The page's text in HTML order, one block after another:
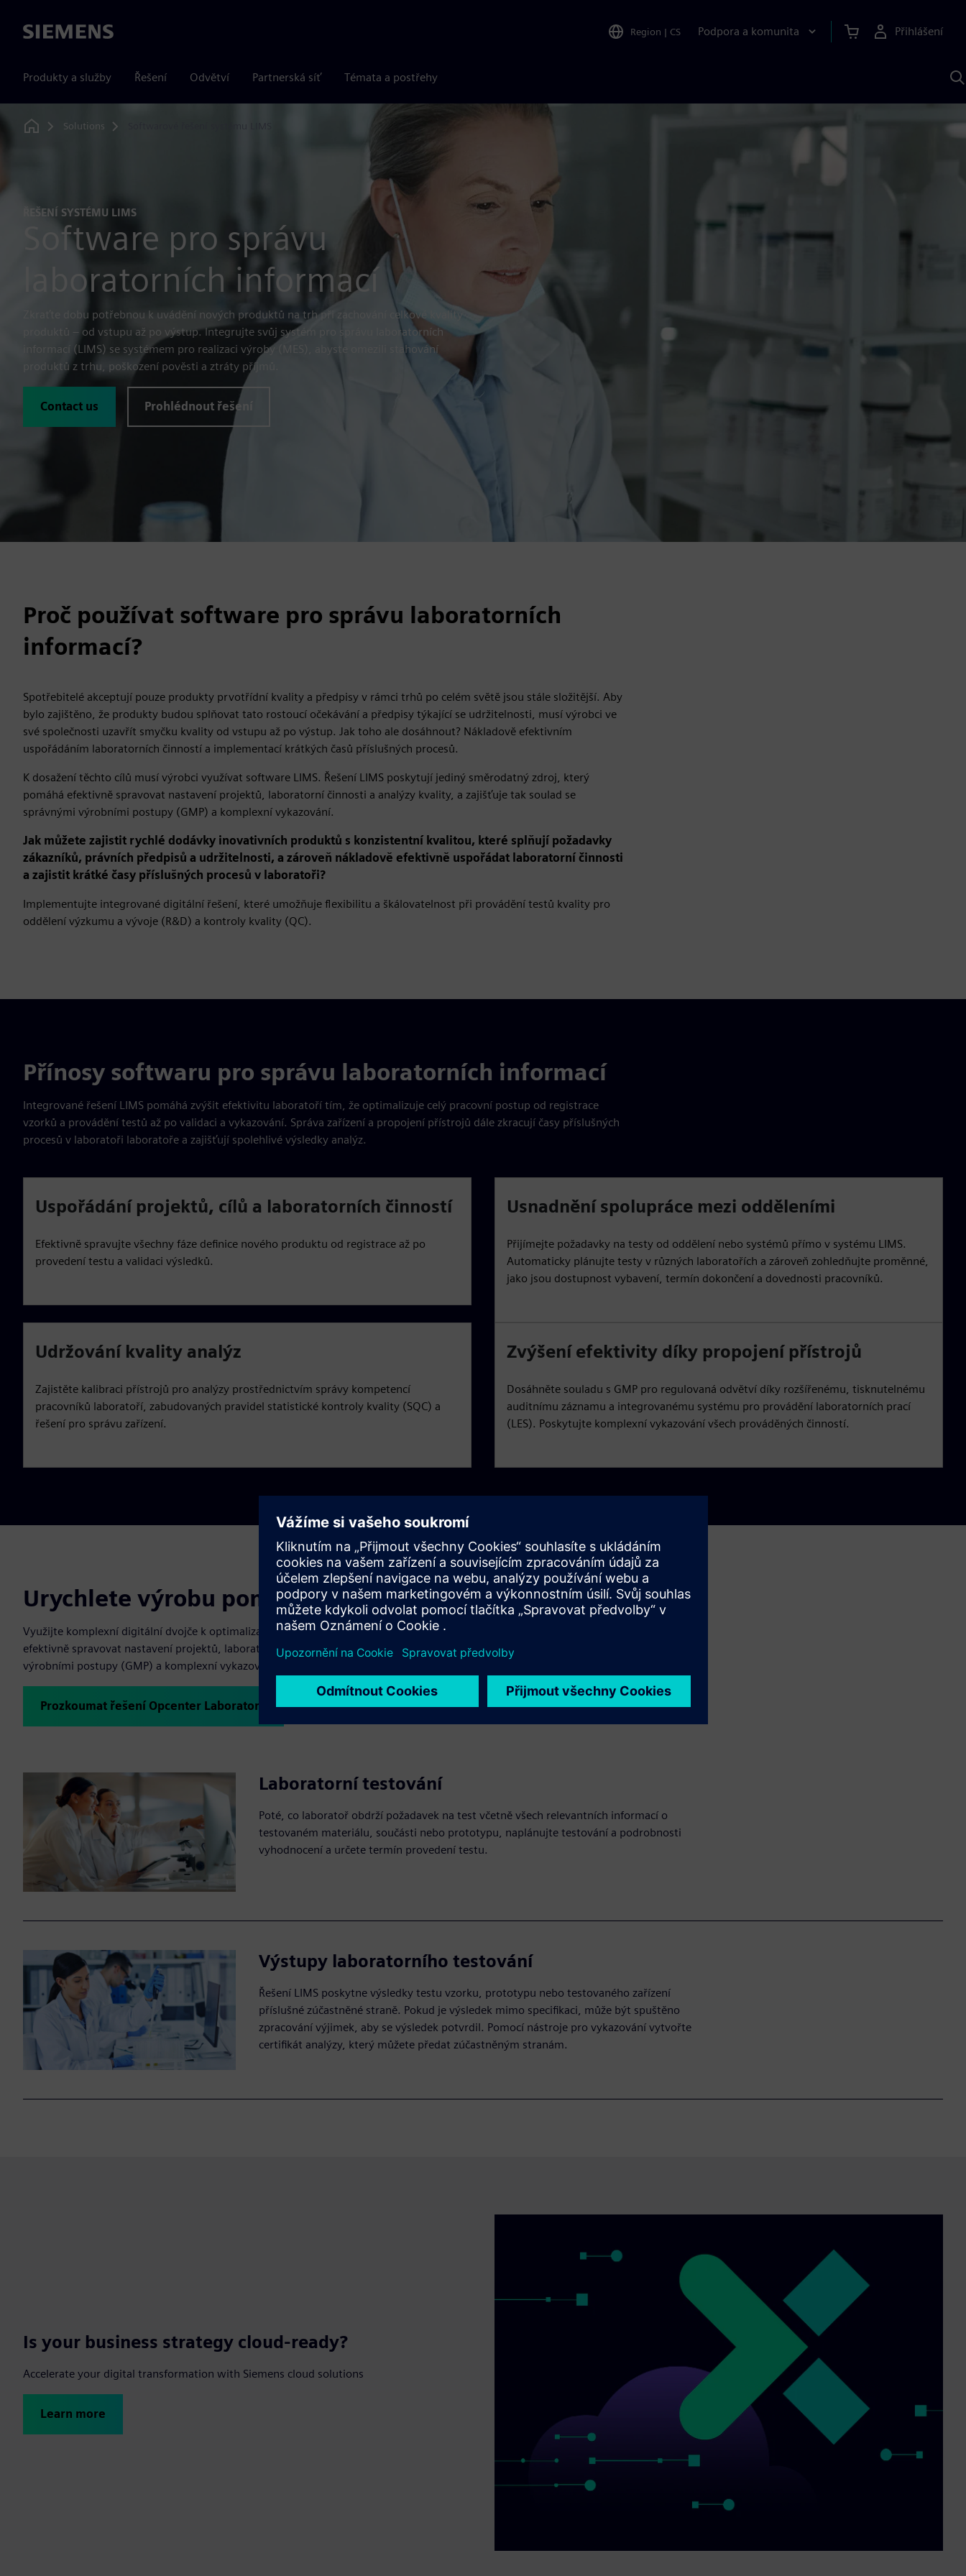
Siemens Region | CS Podpora a komunita Přihlášení
Produkty a služby Řešení Odvětví Partnerská síť Témata a postřehy
Home
Solutions
ŘEŠENÍ SYSTÉMU LIMS
Software pro správu
laboratorních informací
Zkraťte dobu potřebnou k uvádění nových produktů na trh při zachování celkové kvality
produktů – od vstupu až po výstup. Integrujte svůj systém pro správu laboratorních
informací (LIMS) se systémem pro realizaci výroby (MES), abyste omezili stahování
produktů z trhu, poškození pověsti a ztráty příjmů.
Contact us Prohlédnout řešení
Proč používat software pro správu laboratorních
informací?
Spotřebitelé akceptují pouze produkty prvotřídní kvality a předpisy v rámci trhů po celém světě jsou stále složitější. Aby
bylo zajištěno, že produkty budou splňovat tato rostoucí očekávání a předpisy týkající se udržitelnosti, musí výrobci ve
své společnosti uzavřít smyčku kvality od vstupu až po výstup. Jak toho ale dosáhnout? Nákladově efektivním
uspořádáním laboratorních činností a implementací krátkých časů příslušných procesů.
K dosažení těchto cílů musí výrobci využívat software LIMS. Řešení LIMS poskytují jediný směrodatný zdroj, který
pomáhá efektivně spravovat nastavení projektů, laboratorní činnosti a analýzy kvality, a zajišťuje tak soulad se
správnými výrobními postupy (GMP) a komplexní vykazování.
Jak můžete zajistit rychlé dodávky inovativních produktů s konzistentní kvalitou, které splňují požadavky
zákazníků, právních předpisů a udržitelnosti, a zároveň nákladově efektivně uspořádat laboratorní činnosti
a zajistit krátké časy příslušných procesů v laboratoři?
Implementujte integrované digitální řešení, které umožňuje flexibilitu a škálovatelnost při provádění testů kvality pro
oddělení výzkumu a vývoje (R&D) a kontroly kvality (QC).
Přínosy softwaru pro správu laboratorních informací
Integrované řešení LIMS pomáhá zvýšit efektivitu laboratoří tím, že optimalizuje celý pracovní postup od registrace
vzorků a provádění testů až po validaci a vykazování. Správa zařízení a propojení přístrojů dále zkracují časy příslušných
procesů v laboratoři laboratoře a zajišťují spolehlivé výsledky analýz.
Uspořádání projektů, cílů a laboratorních činností
Efektivně spravujte všechny fáze definice nového produktu od registrace až po
provedení testu a validaci výsledků.
Usnadnění spolupráce mezi odděleními
Přijímejte požadavky na testy od oddělení nebo systémů přímo v systému LIMS.
Automaticky plánujte testy v různých laboratořích a zároveň zohledňujte proměnné,
jako jsou dostupnost vybavení, termín dokončení a dovednosti pracovníků.
Udržování kvality analýz
Zajistěte kalibraci přístrojů pro analýzy prostřednictvím správy kompetencí
pracovníků laboratoří, zabudovaných pravidel statistické kontroly kvality (SQC) a
řešení pro správu zařízení.
Zvýšení efektivity díky propojení přístrojů
Dosáhněte souladu s GMP pro regulovaná odvětví díky rozšířenému, tisknutelnému
auditnímu záznamu a integrovanému systému pro provádění laboratorních prací
(LES). Poskytujte komplexní vykazování všech prováděných činností.
Urychlete výrobu pomocí softwaru systému LIMS
Využijte komplexní digitální dvojče k optimalizaci laboratorního testování. Díky jedinému směrodatnému zdroji můžete
efektivně spravovat nastavení projektů, laboratorní činnosti a analýzy kvality – zajistíte tak soulad se správnými
výrobními postupy (GMP) a komplexní vykazování.
Prozkoumat řešení Opcenter Laboratory
Laboratorní testování
Poté, co laboratoř obdrží požadavek na test včetně všech relevantních informací o
testovaném materiálu, součásti nebo prototypu, naplánujte testování a podrobnosti
vyhodnocení a určete termín provedení testu.
Výstupy laboratorního testování
Řešení LIMS poskytne výsledky testu vzorku, prototypu nebo testovaného zařízení
příslušné zúčastněné straně. Pokud je výsledek mimo specifikaci, může být spuštěno
zpracování výjimek, aby se výsledek potvrdil. Pomocí nástroje pro vykazování vytvořte
certifikát analýzy, který můžete předat zúčastněným stranám.
Is your business strategy cloud-ready?
Accelerate your digital transformation with Siemens cloud solutions
Learn more